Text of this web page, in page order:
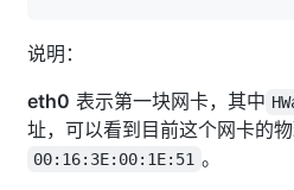
说明：
eth0 表示第一块网卡，其中
址，可以看到目前这个网卡的
00:16:3E:00:1E:51 。